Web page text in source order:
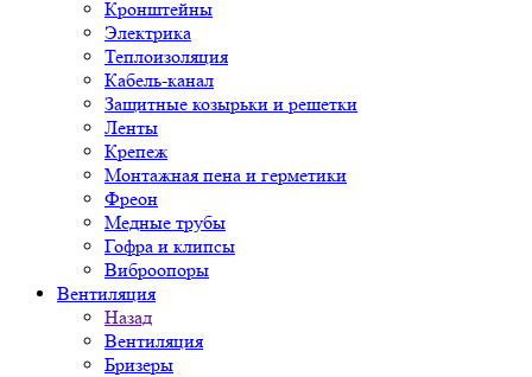
Кронштейны
Электрика
Теплоизоляция
Кабель-канал
Защитные козырьки и решетки
Ленты
Крепеж
Монтажная пена и герметики
Фреон
Медные трубы
Гофра и клипсы
Виброопоры
Вентиляция
Назад
Вентиляция
Бризеры